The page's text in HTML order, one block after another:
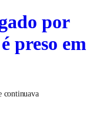
por
preso em
continuava